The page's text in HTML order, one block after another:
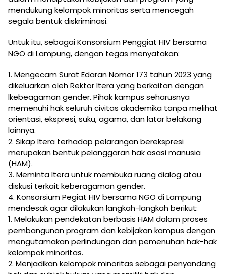
mendukung kelompok minoritas serta mencegah
segala bentuk diskriminasi.
Untuk itu, sebagai Konsorsium Penggiat HIV bersama
NGO di Lampung, dengan tegas menyatakan:
1. Mengecam Surat Edaran Nomor 173 tahun 2023 yang
dikeluarkan oleh Rektor Itera yang berkaitan dengan
lkebeagaman gender. Pihak kampus seharusnya
memenuhi hak seluruh civitas akademika tanpa melihat
orientasi, ekspresi, suku, agama, dan latar belakang
lainnya.
2. Sikap Itera terhadap pelarangan berekspresi
merupakan bentuk pelanggaran hak asasi manusia
(HAM).
3. Meminta Itera untuk membuka ruang dialog atau
diskusi terkait keberagaman gender.
4. Konsorsium Pegiat HIV bersama NGO di Lampung
mendesak agar dilakukan langkah-langkah berikut:
1. Melakukan pendekatan berbasis HAM dalam proses
pembangunan program dan kebijakan kampus dengan
mengutamakan perlindungan dan pemenuhan hak-hak
kelompok minoritas.
2. Menjadikan kelompok minoritas sebagai penyandang